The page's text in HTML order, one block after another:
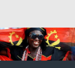
content